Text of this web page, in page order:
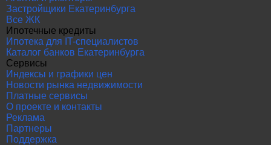
Застройщики Екатеринбурга
Все ЖК
Ипотечные кредиты
Ипотека для IT-специалистов
Каталог банков Екатеринбурга
Сервисы
Индексы и графики цен
Новости рынка недвижимости
Платные сервисы
О проекте и контакты
Реклама
Партнеры
Поддержка